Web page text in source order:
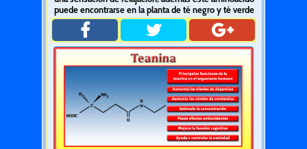
puede encontrarse en la planta de té negro y té verde